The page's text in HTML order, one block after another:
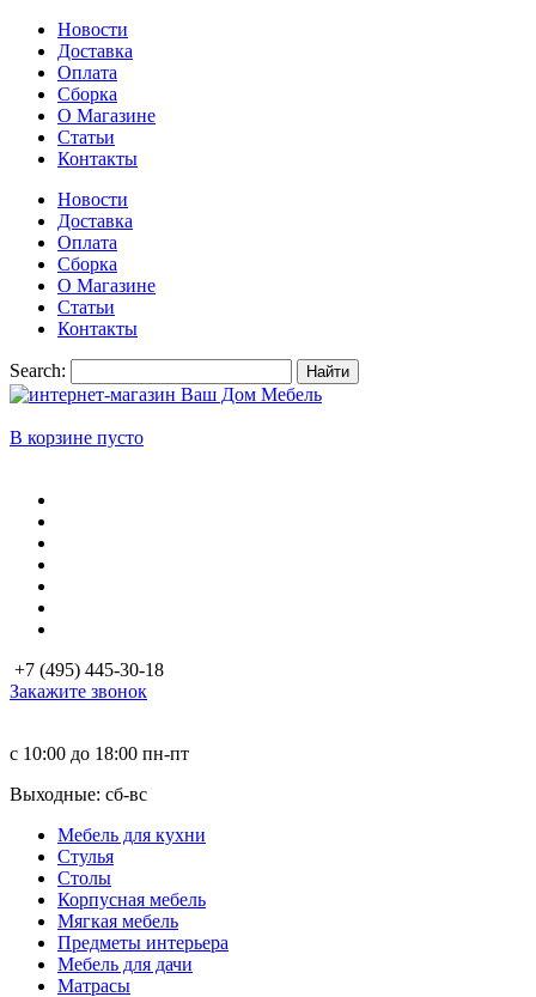
Новости
Доставка
Оплата
Сборка
О Магазине
Статьи
Контакты
Новости
Доставка
Оплата
Сборка
О Магазине
Статьи
Контакты
Search: Найти
В корзине пусто
+7 (495) 445-30-18
Закажите звонок
с 10:00 до 18:00 пн-пт
Выходные: сб-вc
Мебель для кухни
Стулья
Столы
Корпусная мебель
Мягкая мебель
Предметы интерьера
Мебель для дачи
Матраcы